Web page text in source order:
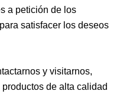
a petición de los
satisfacer los deseos
y visitarnos,
de alta calidad